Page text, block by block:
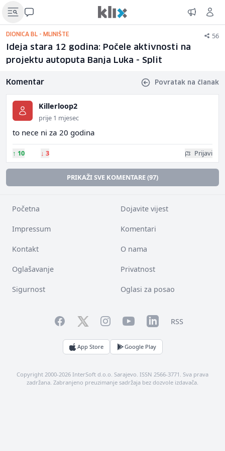
DIONICA BL - MLINIŠTE 56
Ideja stara 12 godina: Počele aktivnosti na
projektu autoputa Banja Luka - Split
Komentar Povratak na članak
Killerloop2
prije 1 mjesec
to nece ni za 20 godina
↑ 10 ↓ 3 Prijavi
PRIKAŽI SVE KOMENTARE (97)
Početna Dojavite vijest
Impressum Komentari
Kontakt O nama
Oglašavanje Privatnost
Sigurnost Oglasi za posao
FacebookTwitterInstagramYouTubeLinkedInRSS
App Store Google Play
Copyright 2000-2026 InterSoft d.o.o. Sarajevo. ISSN 2566-3771. Sva prava
zadržana. Zabranjeno preuzimanje sadržaja bez dozvole izdavača.